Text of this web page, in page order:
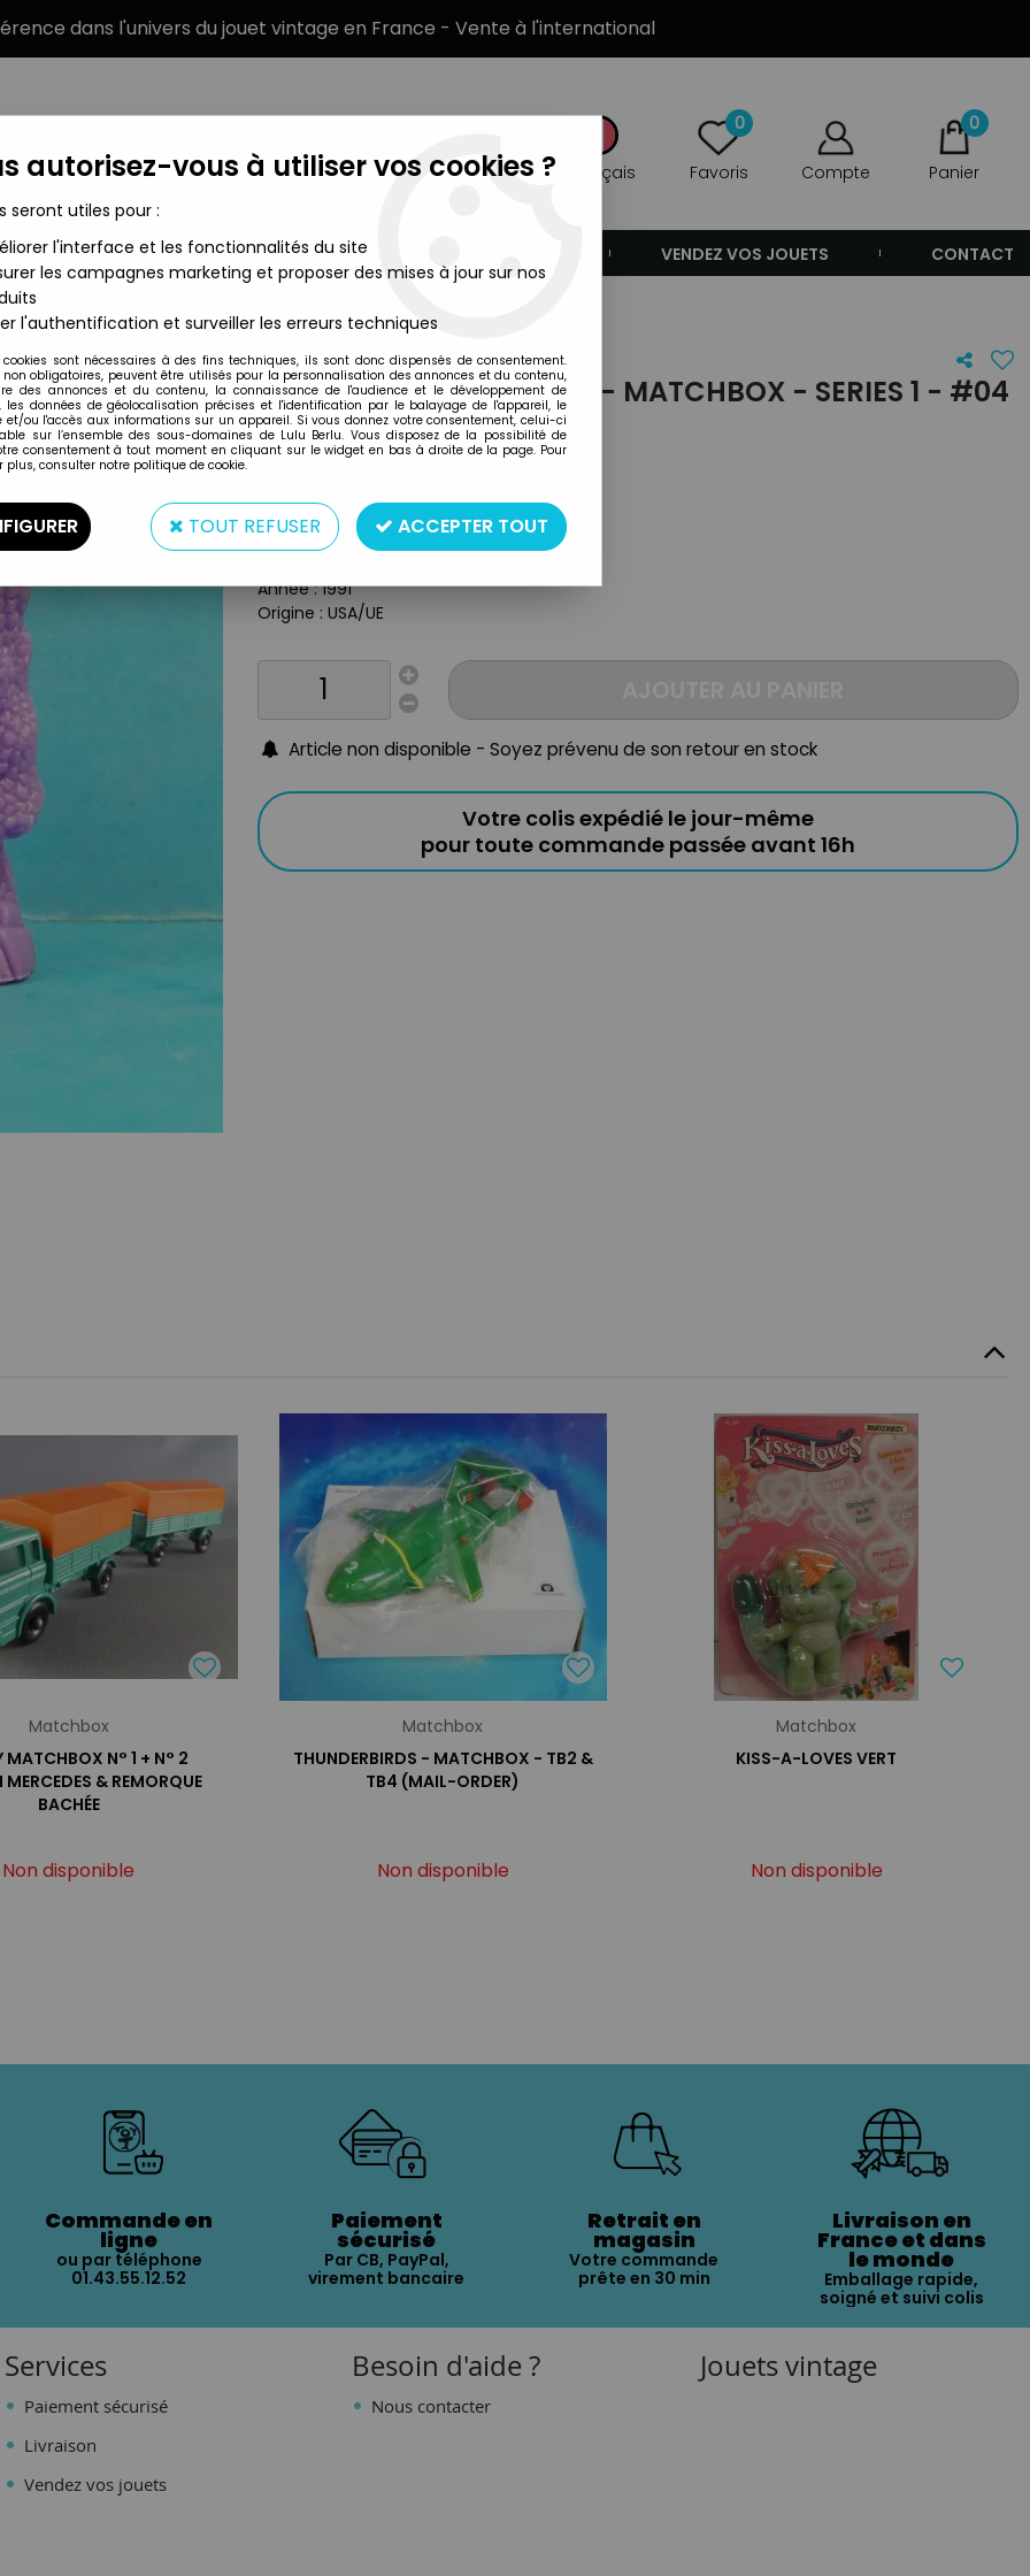
dans l'univers du jouet vintage en France - Vente à l'international
Français
0
Favoris Compte
0
Panier
MARQUES TYPE DE PRODUIT VENDEZ VOS JOUETS CONTACT
- Series 1 - #04 Behemoth (violet)
Matchbox
MONSTER IN MY POCKET - MATCHBOX - SERIES 1 - #04
BEHEMOTH (VIOLET)
Type : Figurine monochrome
Matière : plastique
Année : 1991
Origine : USA/UE
Article non disponible - Soyez prévenu de son retour en stock
Votre colis expédié le jour-même
pour toute commande passée avant 16h
Matchbox
MATCHBOX N° 1 + N° 2
& REMORQUE
BACHÉE
Non disponible
Matchbox
THUNDERBIRDS - MATCHBOX - TB2 &
TB4 (MAIL-ORDER)
Non disponible
Matchbox
KISS-A-LOVES VERT
Non disponible
Commande en
ligne
ou par téléphone
01.43.55.12.52
Paiement
sécurisé
Par CB, PayPal,
virement bancaire
Retrait en
magasin
Votre commande
prête en 30 min
Livraison en
France et dans
le monde
Emballage rapide,
soigné et suivi colis
Services
Paiement sécurisé
Livraison
Vendez vos jouets
Besoin d'aide ?
Nous contacter
Jouets vintage
autorisez-vous à utiliser vos cookies ?
seront utiles pour :
l'interface et les fonctionnalités du site
les campagnes marketing et proposer des mises à jour sur nos
l'authentification et surveiller les erreurs techniques
cookies sont nécessaires à des fins techniques, ils sont donc dispensés de consentement.
non obligatoires, peuvent être utilisés pour la personnalisation des annonces et du contenu,
des annonces et du contenu, la connaissance de l'audience et le développement de
les données de géolocalisation précises et l'identification par le balayage de l'appareil, le
et/ou l'accès aux informations sur un appareil. Si vous donnez votre consentement, celui-ci
sur l’ensemble des sous-domaines de Lulu Berlu. Vous disposez de la possibilité de
consentement à tout moment en cliquant sur le widget en bas à droite de la page. Pour
plus, consulter notre politique de cookie.
TOUT REFUSER ACCEPTER TOUT